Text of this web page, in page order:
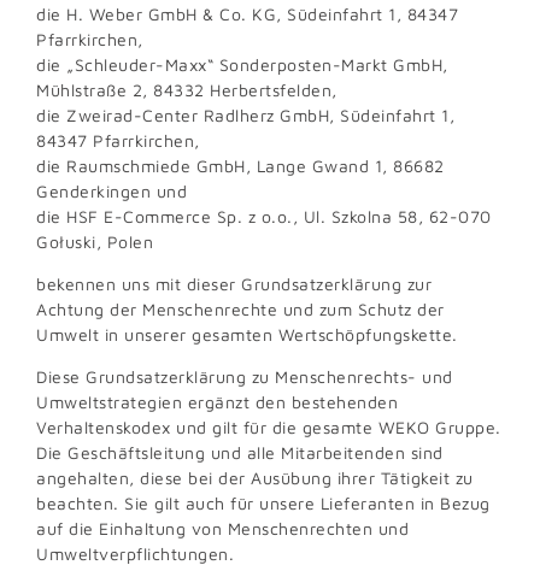
die H. Weber GmbH & Co. KG, Südeinfahrt 1, 84347
Pfarrkirchen,
die „Schleuder-Maxx“ Sonderposten-Markt GmbH,
Mühlstraße 2, 84332 Herbertsfelden,
die Zweirad-Center Radlherz GmbH, Südeinfahrt 1,
84347 Pfarrkirchen,
die Raumschmiede GmbH, Lange Gwand 1, 86682
Genderkingen und
die HSF E-Commerce Sp. z o.o., Ul. Szkolna 58, 62-070
Gołuski, Polen
bekennen uns mit dieser Grundsatzerklärung zur
Achtung der Menschenrechte und zum Schutz der
Umwelt in unserer gesamten Wertschöpfungskette.
Diese Grundsatzerklärung zu Menschenrechts- und
Umweltstrategien ergänzt den bestehenden
Verhaltenskodex und gilt für die gesamte WEKO Gruppe.
Die Geschäftsleitung und alle Mitarbeitenden sind
angehalten, diese bei der Ausübung ihrer Tätigkeit zu
beachten. Sie gilt auch für unsere Lieferanten in Bezug
auf die Einhaltung von Menschenrechten und
Umweltverpflichtungen.